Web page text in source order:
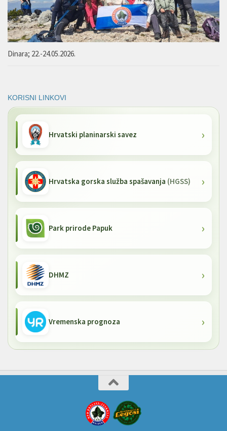
Dinara; 22.-24.05.2026.
KORISNI LINKOVI
Hrvatski planinarski savez
Hrvatska gorska služba spašavanja (HGSS)
Park prirode Papuk
DHMZ
Vremenska prognoza